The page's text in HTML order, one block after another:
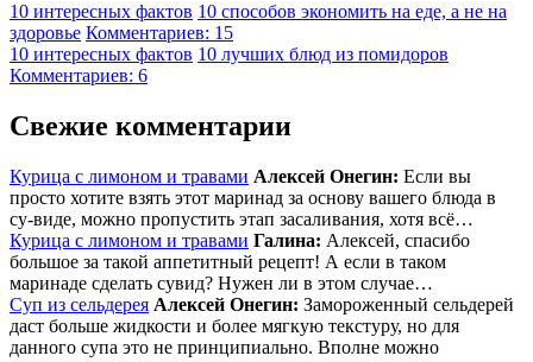
10 интересных фактов 10 способов экономить на еде, а не на
здоровье Комментариев: 15
10 интересных фактов 10 лучших блюд из помидоров
Комментариев: 6
Свежие комментарии
Курица с лимоном и травами Алексей Онегин: Если вы
просто хотите взять этот маринад за основу вашего блюда в
су-виде, можно пропустить этап засаливания, хотя всё…
Курица с лимоном и травами Галина: Алексей, спасибо
большое за такой аппетитный рецепт! А если в таком
маринаде сделать сувид? Нужен ли в этом случае…
Суп из сельдерея Алексей Онегин: Замороженный сельдерей
даст больше жидкости и более мягкую текстуру, но для
данного супа это не принципиально. Вполне можно